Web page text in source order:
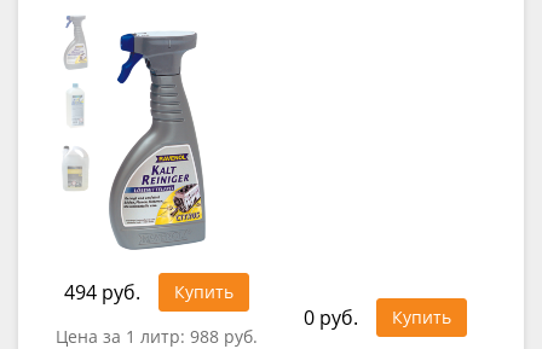
494 руб.
Купить
Цена за 1 литр: 988 руб.
0 руб. Купить